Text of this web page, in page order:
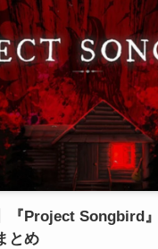
『Project Songbird
とめ